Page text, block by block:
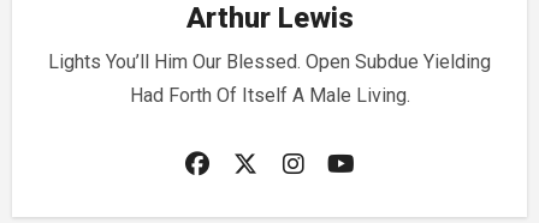
Arthur Lewis
Lights You’ll Him Our Blessed. Open Subdue Yielding
Had Forth Of Itself A Male Living.